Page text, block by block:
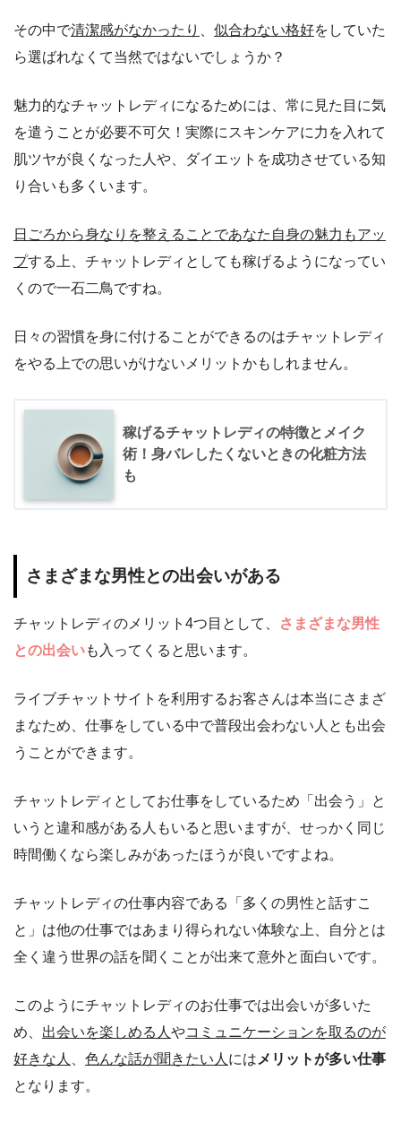
その中で清潔感がなかったり 似合わない格好をしていた
ら選ばれなくて当然ではないでしょうか？
魅力的なチャットレディになるためには、常に見た目に気
を遣うことが必要不可欠！実際にスキンケアに力を入れて
肌ツヤが良くなった人や、ダイエットを成功させている知
り合いも多くいます。
日ごろから身なりを整えることであなた自身の魅力もアッ
プする上、チャットレディとしても稼げるようになってい
くので一石二鳥ですね。
日々の習慣を身に付けることができるのはチャットレディ
をやる上での思いがけないメリットかもしれません。
稼げるチャットレディの特徴とメイク
術！身バレしたくないときの化粧方法
も
さまざまな男性との出会いがある
チャットレディのメリット4つ目として、
さまざまな男性
との出会いも入ってくると思います。
ライブチャットサイトを利用するお客さんは本当にさまざ
まなため、仕事をしている中で普段出会わない人とも出会
うことができます。
チャットレディとしてお仕事をしているため「出会う」と
いうと違和感がある人もいると思いますが、せっかく同じ
時間働くなら楽しみがあったほうが良いですよね。
チャットレディの仕事内容である「多くの男性と話すこ
と」は他の仕事ではあまり得られない体験な上、自分とは
全く違う世界の話を聞くことが出来て意外と面白いです。
このようにチャットレディのお仕事では出会いが多いた
め、 出会いを楽しめる人 やコミュニケーションを取るのが
好きな人
色んな話が聞きたい人 には メリットが多い仕事
となります。